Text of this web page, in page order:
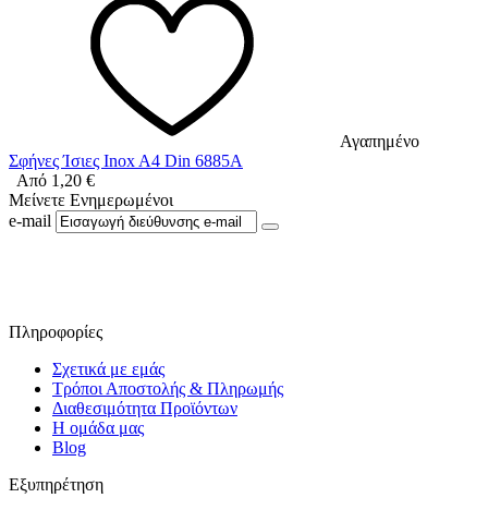
Αγαπημένο
Σφήνες Ίσιες Inox A4 Din 6885A
Από 1,20 €
Μείνετε Ενημερωμένοι
e-mail
Πληροφορίες
Σχετικά με εμάς
Τρόποι Αποστολής & Πληρωμής
Διαθεσιμότητα Προϊόντων
Η ομάδα μας
Blog
Εξυπηρέτηση